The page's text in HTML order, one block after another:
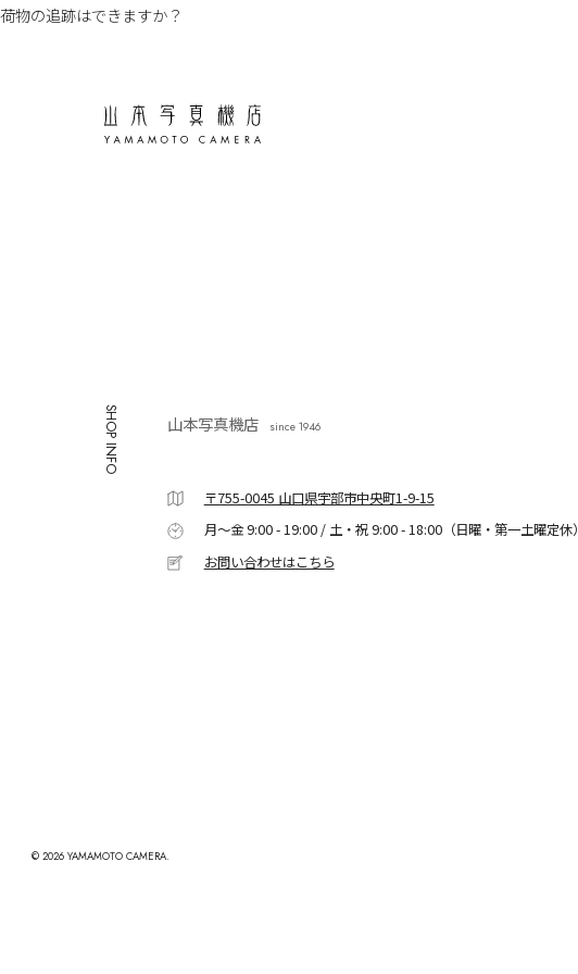
荷物の追跡はできますか？
SHOP INFO 山本写真機店 since 1946
〒755-0045 山口県宇部市中央町1-9-15
月〜金 9:00 - 19:00 / 土・祝 9:00 - 18:00（日曜・第一土曜定休）
お問い合わせはこちら
©︎ 2026 YAMAMOTO CAMERA.